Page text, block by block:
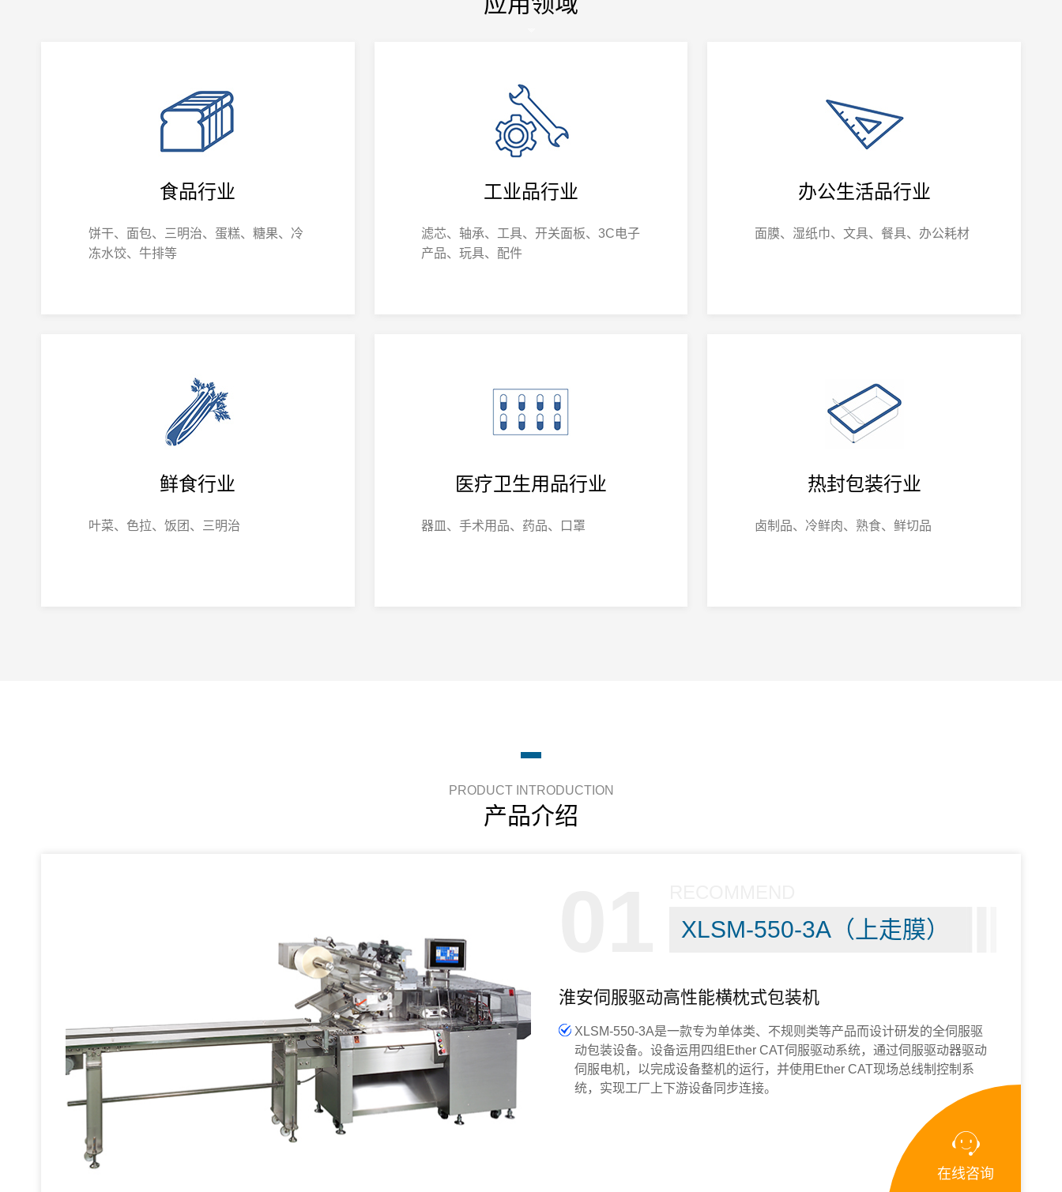
食品行业
饼干、面包、三明治、蛋糕、糖果、冷
冻水饺、牛排等
工业品行业
滤芯、轴承、工具、开关面板、3C电子
产品、玩具、配件
办公生活品行业
面膜、湿纸巾、文具、餐具、办公耗材
鲜食行业
叶菜、色拉、饭团、三明治
医疗卫生用品行业
器皿、手术用品、药品、口罩
热封包装行业
卤制品、冷鲜肉、熟食、鲜切品
PRODUCT INTRODUCTION
产品介绍
XLSM-550-3A（上走膜）
淮安伺服驱动高性能横枕式包装机
XLSM-550-3A是一款专为单体类、不规则类等产品而设计研发的全伺服驱
动包装设备。设备运用四组Ether CAT伺服驱动系统，通过伺服驱动器驱动
伺服电机，以完成设备整机的运行，并使用Ether CAT现场总线制控制系
统，实现工厂上下游设备同步连接。

在线咨询